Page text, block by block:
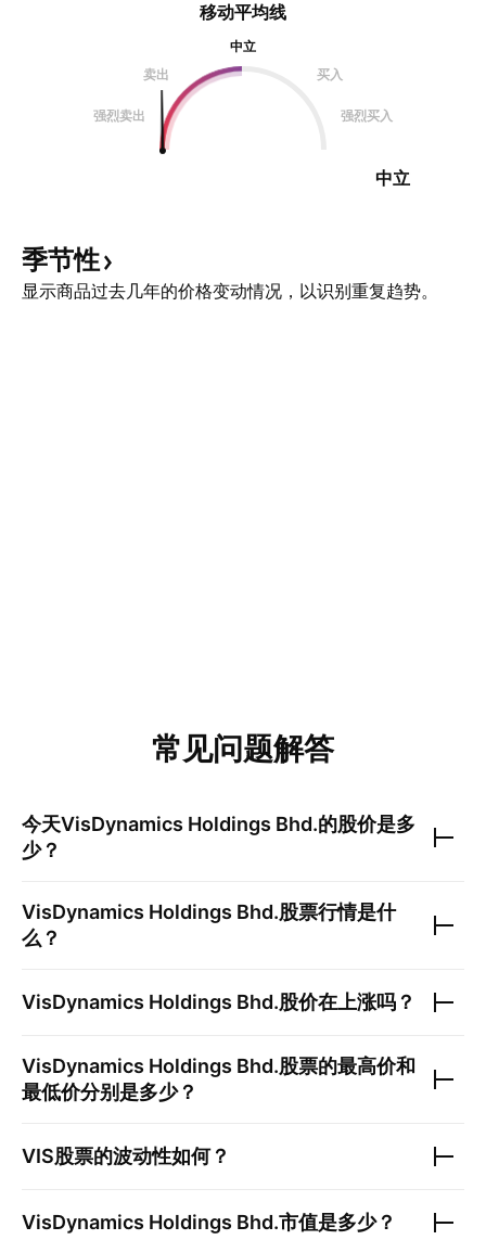
移动平均线
中立
卖出
买入
强烈卖出 强烈买入
中立
季节性
显示商品过去几年的价格变动情况，以识别重复趋势。
常见问题解答
今天VisDynamics Holdings Bhd.的股价是多
少？
VisDynamics Holdings Bhd.股票行情是什
么？
VisDynamics Holdings Bhd.股价在上涨吗？
VisDynamics Holdings Bhd.股票的最高价和
最低价分别是多少？
VIS股票的波动性如何？
VisDynamics Holdings Bhd.市值是多少？